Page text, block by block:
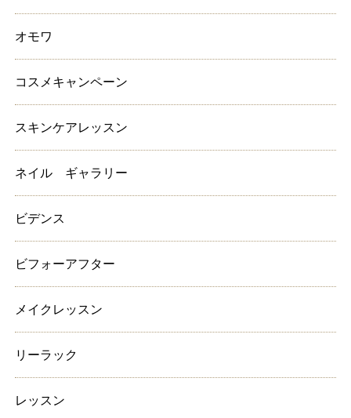
オモワ
コスメキャンペーン
スキンケアレッスン
ネイル ギャラリー
ビデンス
ビフォーアフター
メイクレッスン
リーラック
レッスン